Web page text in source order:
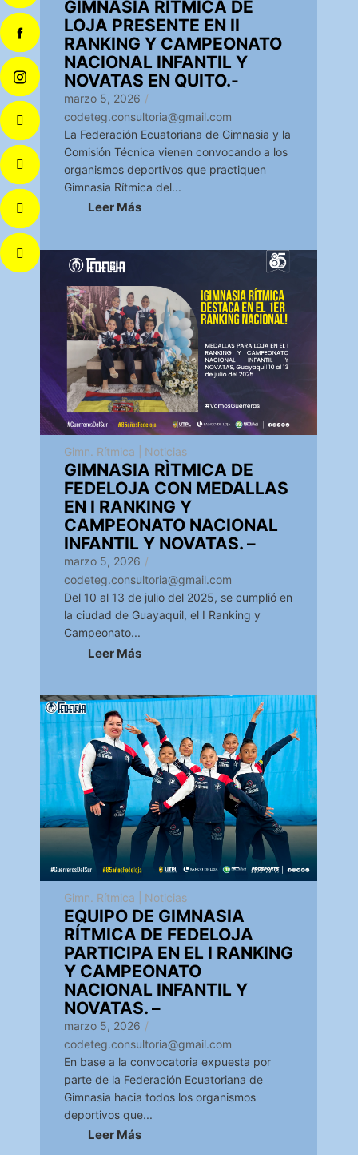
GIMNASIA RÍTMICA DE
LOJA PRESENTE EN II
RANKING Y CAMPEONATO
NACIONAL INFANTIL Y
NOVATAS EN QUITO.-
marzo 5, 2026 /
codeteg.consultoria@gmail.com
La Federación Ecuatoriana de Gimnasia y la
Comisión Técnica vienen convocando a los
organismos deportivos que practiquen
Gimnasia Rítmica del...
Leer Más
Gimn. Rítmica Noticias
GIMNASIA RÌTMICA DE
FEDELOJA CON MEDALLAS
EN I RANKING Y
CAMPEONATO NACIONAL
INFANTIL Y NOVATAS. –
marzo 5, 2026 /
codeteg.consultoria@gmail.com
Del 10 al 13 de julio del 2025, se cumplió en
la ciudad de Guayaquil, el I Ranking y
Campeonato...
Leer Más
Gimn. Rítmica Noticias
EQUIPO DE GIMNASIA
RÍTMICA DE FEDELOJA
PARTICIPA EN EL I RANKING
Y CAMPEONATO
NACIONAL INFANTIL Y
NOVATAS. –
marzo 5, 2026 /
codeteg.consultoria@gmail.com
En base a la convocatoria expuesta por
parte de la Federación Ecuatoriana de
Gimnasia hacia todos los organismos
deportivos que...
Leer Más